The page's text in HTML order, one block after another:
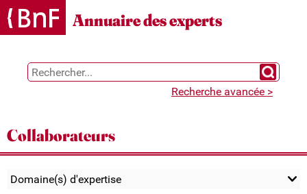
Gestion des cookies
Annuaire des experts
Chercher
Recherche avancée >
Collaborateurs
Domaine(s) d'expertise